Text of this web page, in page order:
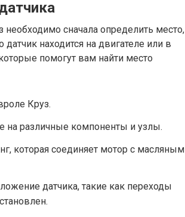
сначала определить место,
находится на двигателе или в
помогут вам найти место
Круз.
на различные компоненты и узлы.
которая соединяет мотор с масляным
датчика, такие как переходы